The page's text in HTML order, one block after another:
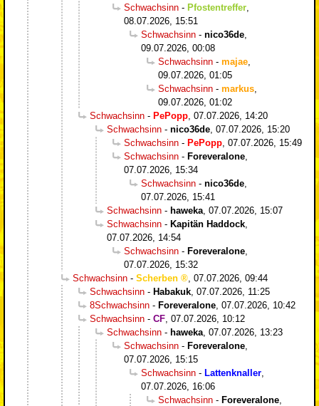
Schwachsinn - Pfostentreffer
08.07.2026, 15:51
Schwachsinn - nico36de
09.07.2026, 00:08
Schwachsinn - majae
09.07.2026, 01:05
Schwachsinn - markus
09.07.2026, 01:02
Schwachsinn - PePopp 07.07.2026, 14:20
Schwachsinn - nico36de 07.07.2026, 15:20
Schwachsinn - PePopp 07.07.2026, 15:49
Schwachsinn - Foreveralone
07.07.2026, 15:34
Schwachsinn - nico36de
07.07.2026, 15:41
Schwachsinn - haweka 07.07.2026, 15:07
Schwachsinn - Kapitän Haddock
07.07.2026, 14:54
Schwachsinn - Foreveralone
07.07.2026, 15:32
Schwachsinn - Scherben
07.07.2026, 09:44
Schwachsinn - Habakuk 07.07.2026, 11:25
8Schwachsinn - Foreveralone 07.07.2026, 10:42
Schwachsinn - CF 07.07.2026, 10:12
Schwachsinn - haweka 07.07.2026, 13:23
Schwachsinn - Foreveralone
07.07.2026, 15:15
Schwachsinn - Lattenknaller
07.07.2026, 16:06
Schwachsinn - Foreveralone